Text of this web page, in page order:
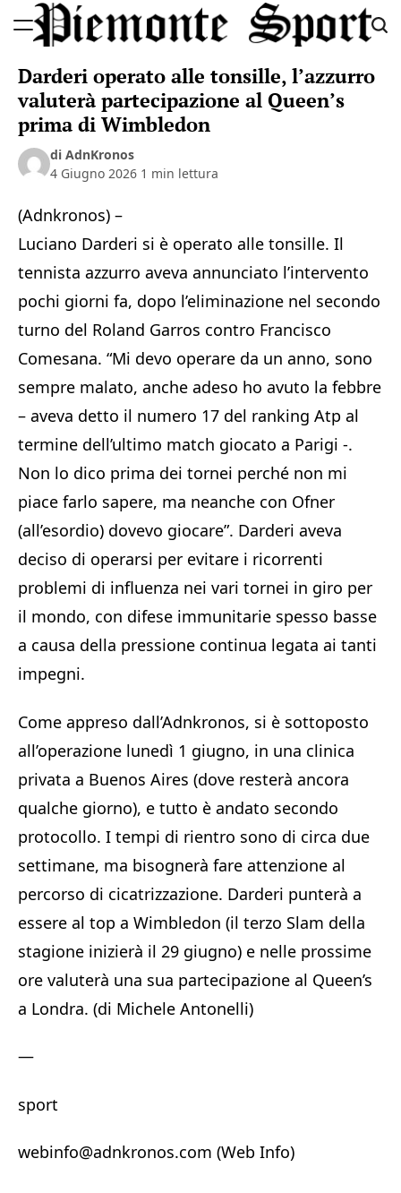
to
Sport
Darderi operato alle tonsille, l’azzurro
valuterà partecipazione al Queen’s
prima di Wimbledon
di AdnKronos
4 Giugno 2026 1 min lettura
(Adnkronos) –
Luciano Darderi si è operato alle tonsille. Il
tennista azzurro aveva annunciato l’intervento
pochi giorni fa, dopo l’eliminazione nel secondo
turno del Roland Garros contro Francisco
Comesana. “Mi devo operare da un anno, sono
sempre malato, anche adeso ho avuto la febbre
– aveva detto il numero 17 del ranking Atp al
termine dell’ultimo match giocato a Parigi -.
Non lo dico prima dei tornei perché non mi
piace farlo sapere, ma neanche con Ofner
(all’esordio) dovevo giocare”. Darderi aveva
deciso di operarsi per evitare i ricorrenti
problemi di influenza nei vari tornei in giro per
il mondo, con difese immunitarie spesso basse
a causa della pressione continua legata ai tanti
impegni.
Come appreso dall’Adnkronos, si è sottoposto
all’operazione lunedì 1 giugno, in una clinica
privata a Buenos Aires (dove resterà ancora
qualche giorno), e tutto è andato secondo
protocollo. I tempi di rientro sono di circa due
settimane, ma bisognerà fare attenzione al
percorso di cicatrizzazione. Darderi punterà a
essere al top a Wimbledon (il terzo Slam della
stagione inizierà il 29 giugno) e nelle prossime
ore valuterà una sua partecipazione al Queen’s
a Londra. (di Michele Antonelli)
—
sport
webinfo@adnkronos.com (Web Info)